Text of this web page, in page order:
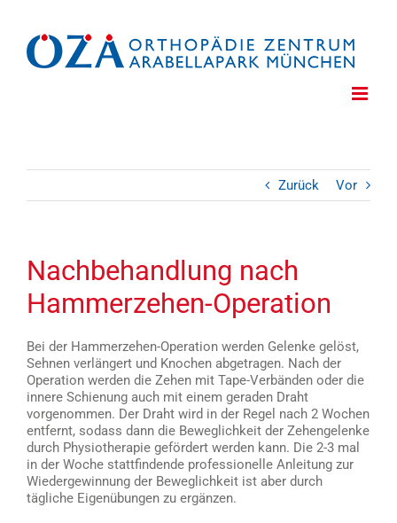
springen
Zurück Vor
Nachbehandlung nach
Hammerzehen-Operation
Bei der Hammerzehen-Operation werden Gelenke gelöst,
Sehnen verlängert und Knochen abgetragen. Nach der
Operation werden die Zehen mit Tape-Verbänden oder die
innere Schienung auch mit einem geraden Draht
vorgenommen. Der Draht wird in der Regel nach 2 Wochen
entfernt, sodass dann die Beweglichkeit der Zehengelenke
durch Physiotherapie gefördert werden kann. Die 2-3 mal
in der Woche stattfindende professionelle Anleitung zur
Wiedergewinnung der Beweglichkeit ist aber durch
tägliche Eigenübungen zu ergänzen.